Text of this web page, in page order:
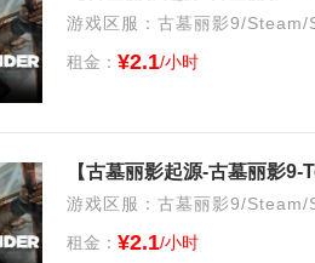
游戏区服：古墓丽影9/Steam/
租金： ¥2.1/小时
【古墓丽影起源-古墓丽影
游戏区服：古墓丽影9/Steam/
租金： ¥2.1/小时